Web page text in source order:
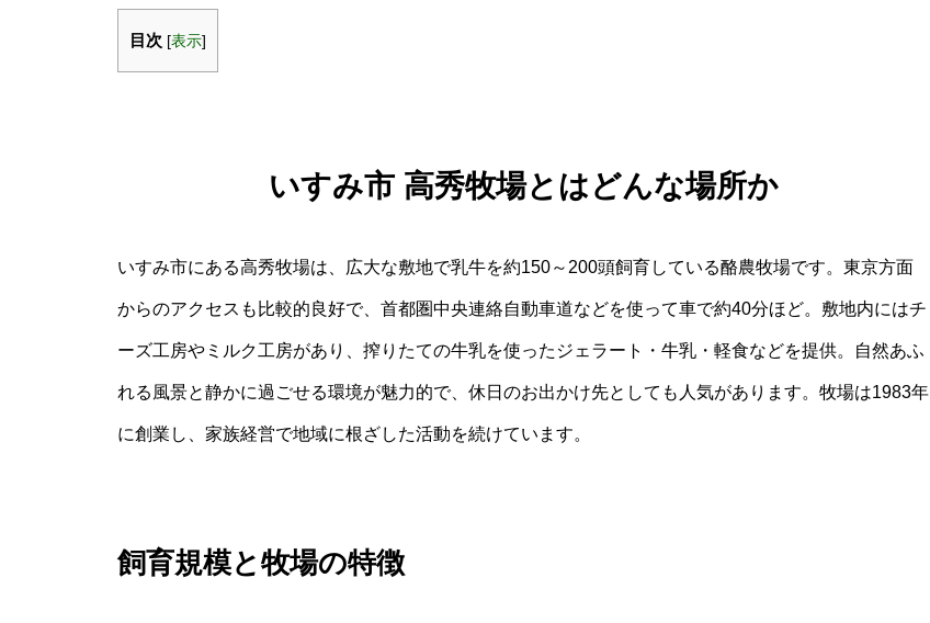
目次 [表示]
いすみ市 高秀牧場とはどんな場所か
いすみ市にある高秀牧場は、広大な敷地で乳牛を約150～200頭飼育している酪農牧場です。東京方面
からのアクセスも比較的良好で、首都圏中央連絡自動車道などを使って車で約40分ほど。敷地内にはチ
ーズ工房やミルク工房があり、搾りたての牛乳を使ったジェラート・牛乳・軽食などを提供。自然あふ
れる風景と静かに過ごせる環境が魅力的で、休日のお出かけ先としても人気があります。牧場は1983年
に創業し、家族経営で地域に根ざした活動を続けています。
飼育規模と牧場の特徴